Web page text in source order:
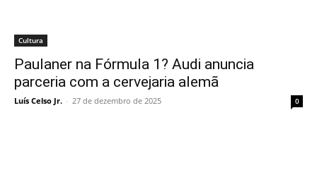
Cultura
Paulaner na Fórmula 1? Audi anuncia
parceria com a cervejaria alemã
Luís Celso Jr. - 27 de dezembro de 2025 0